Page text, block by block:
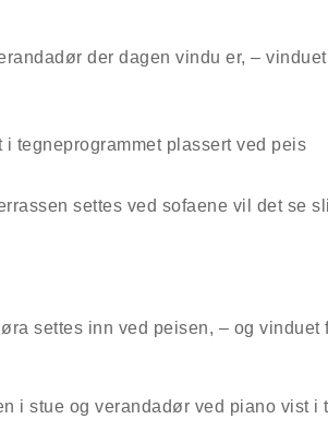
der dagen vindu er, –
settes ved sofaene vil det se
settes inn ved peisen, – og